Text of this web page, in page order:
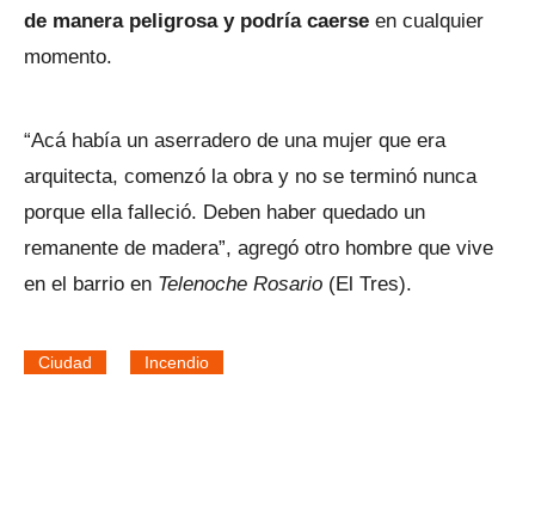
de manera peligrosa y podría caerse en cualquier
momento.
“Acá había un aserradero de una mujer que era
arquitecta, comenzó la obra y no se terminó nunca
porque ella falleció. Deben haber quedado un
remanente de madera”, agregó otro hombre que vive
en el barrio en Telenoche Rosario (El Tres).
Ciudad Incendio